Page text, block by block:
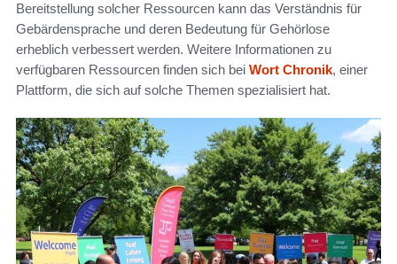
Bereitstellung solcher Ressourcen kann das Verständnis für
Gebärdensprache und deren Bedeutung für Gehörlose
erheblich verbessert werden. Weitere Informationen zu
verfügbaren Ressourcen finden sich bei Wort Chronik, einer
Plattform, die sich auf solche Themen spezialisiert hat.